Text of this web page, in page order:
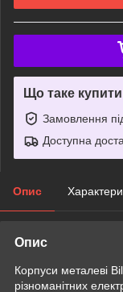
Що таке
Замовлення
Доступна
Опис
Опис
Корпуси металеві
різноманітних